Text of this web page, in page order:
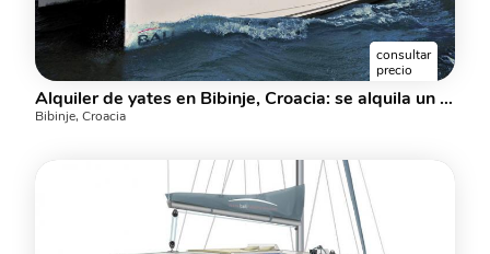
consultar
precio
Alquiler de yates en Bibinje, Croacia: se alquila un catamarán para 8 personas.
Bibinje, Croacia